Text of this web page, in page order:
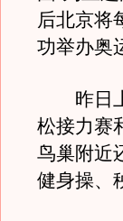
后北京将
功举办奥
昨日上
松接力赛
鸟巢附近
健身操、